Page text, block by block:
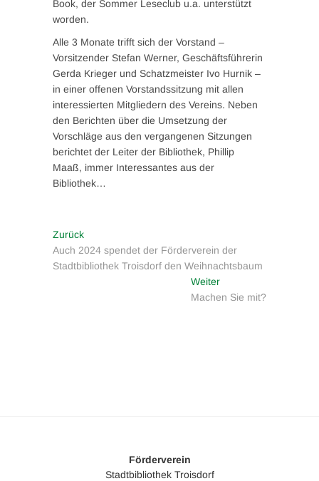
Book, der Sommer Leseclub u.a. unterstützt
worden.
Alle 3 Monate trifft sich der Vorstand –
Vorsitzender Stefan Werner, Geschäftsführerin
Gerda Krieger und Schatzmeister Ivo Hurnik –
in einer offenen Vorstandssitzung mit allen
interessierten Mitgliedern des Vereins. Neben
den Berichten über die Umsetzung der
Vorschläge aus den vergangenen Sitzungen
berichtet der Leiter der Bibliothek, Phillip
Maaß, immer Interessantes aus der
Bibliothek…
Beitragsnavigation
ZurückVorheriger
Beitrag:
Auch 2024 spendet der Förderverein der
Stadtbibliothek Troisdorf den Weihnachtsbaum
WeiterNächster
Beitrag:
Machen Sie mit?
Förderverein
Stadtbibliothek Troisdorf